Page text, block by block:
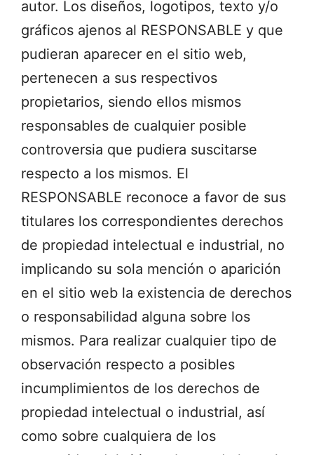
autor. Los diseños, logotipos, texto y/o
gráficos ajenos al RESPONSABLE y que
pudieran aparecer en el sitio web,
pertenecen a sus respectivos
propietarios, siendo ellos mismos
responsables de cualquier posible
controversia que pudiera suscitarse
respecto a los mismos. El
RESPONSABLE reconoce a favor de sus
titulares los correspondientes derechos
de propiedad intelectual e industrial, no
implicando su sola mención o aparición
en el sitio web la existencia de derechos
o responsabilidad alguna sobre los
mismos. Para realizar cualquier tipo de
observación respecto a posibles
incumplimientos de los derechos de
propiedad intelectual o industrial, así
como sobre cualquiera de los